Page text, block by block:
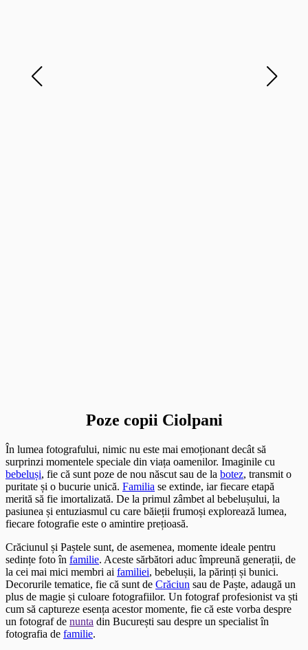
Poze copii Ciolpani
În lumea fotografului, nimic nu este mai emoționant decât să
surprinzi momentele speciale din viața oamenilor. Imaginile cu
bebeluși, fie că sunt poze de nou născut sau de la botez, transmit o
puritate și o bucurie unică. Familia se extinde, iar fiecare etapă
merită să fie imortalizată. De la primul zâmbet al bebelușului, la
pasiunea și entuziasmul cu care băieții frumoși explorează lumea,
fiecare fotografie este o amintire prețioasă.
Crăciunul și Paștele sunt, de asemenea, momente ideale pentru
sedințe foto în familie. Aceste sărbători aduc împreună generații, de
la cei mai mici membri ai familiei, bebelușii, la părinți și bunici.
Decorurile tematice, fie că sunt de Crăciun sau de Paște, adaugă un
plus de magie și culoare fotografiilor. Un fotograf profesionist va ști
cum să captureze esența acestor momente, fie că este vorba despre
un fotograf de nunta din București sau despre un specialist în
fotografia de familie.